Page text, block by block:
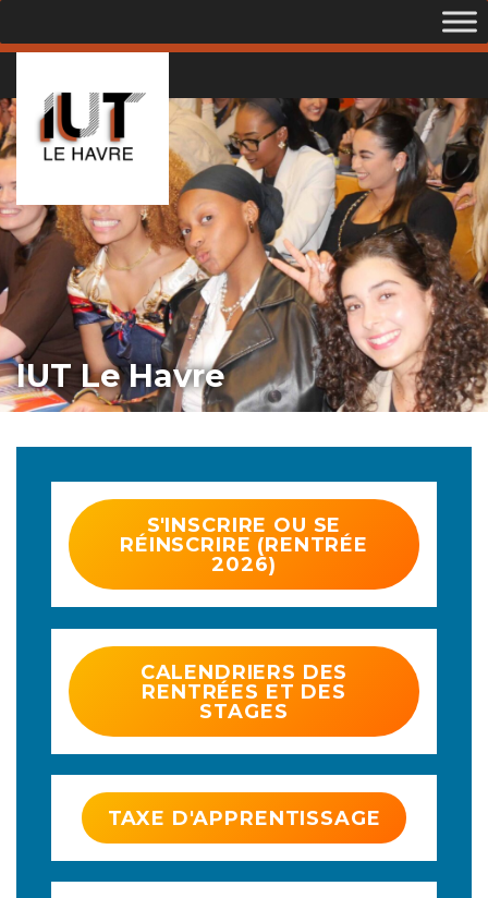
IUT Le Havre
S'INSCRIRE OU SE
RÉINSCRIRE (RENTRÉE
2026)
CALENDRIERS DES
RENTRÉES ET DES
STAGES
TAXE D'APPRENTISSAGE